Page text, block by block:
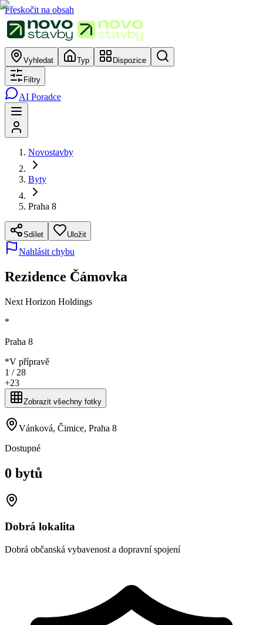
Přeskočit na obsah
Vyhledat Typ Dispozice
Filtry
AI Poradce
Novostavby
Byty
Praha 8
Sdílet Uložit
Nahlásit chybu
Rezidence Čámovka
Next Horizon Holdings
*
Praha 8
*V přípravě
1 / 28
+23
Zobrazit všechny fotky
Vánková, Čimice, Praha 8
Dostupné
0 bytů
Dobrá lokalita
Dobrá občanská vybavenost a dopravní spojení